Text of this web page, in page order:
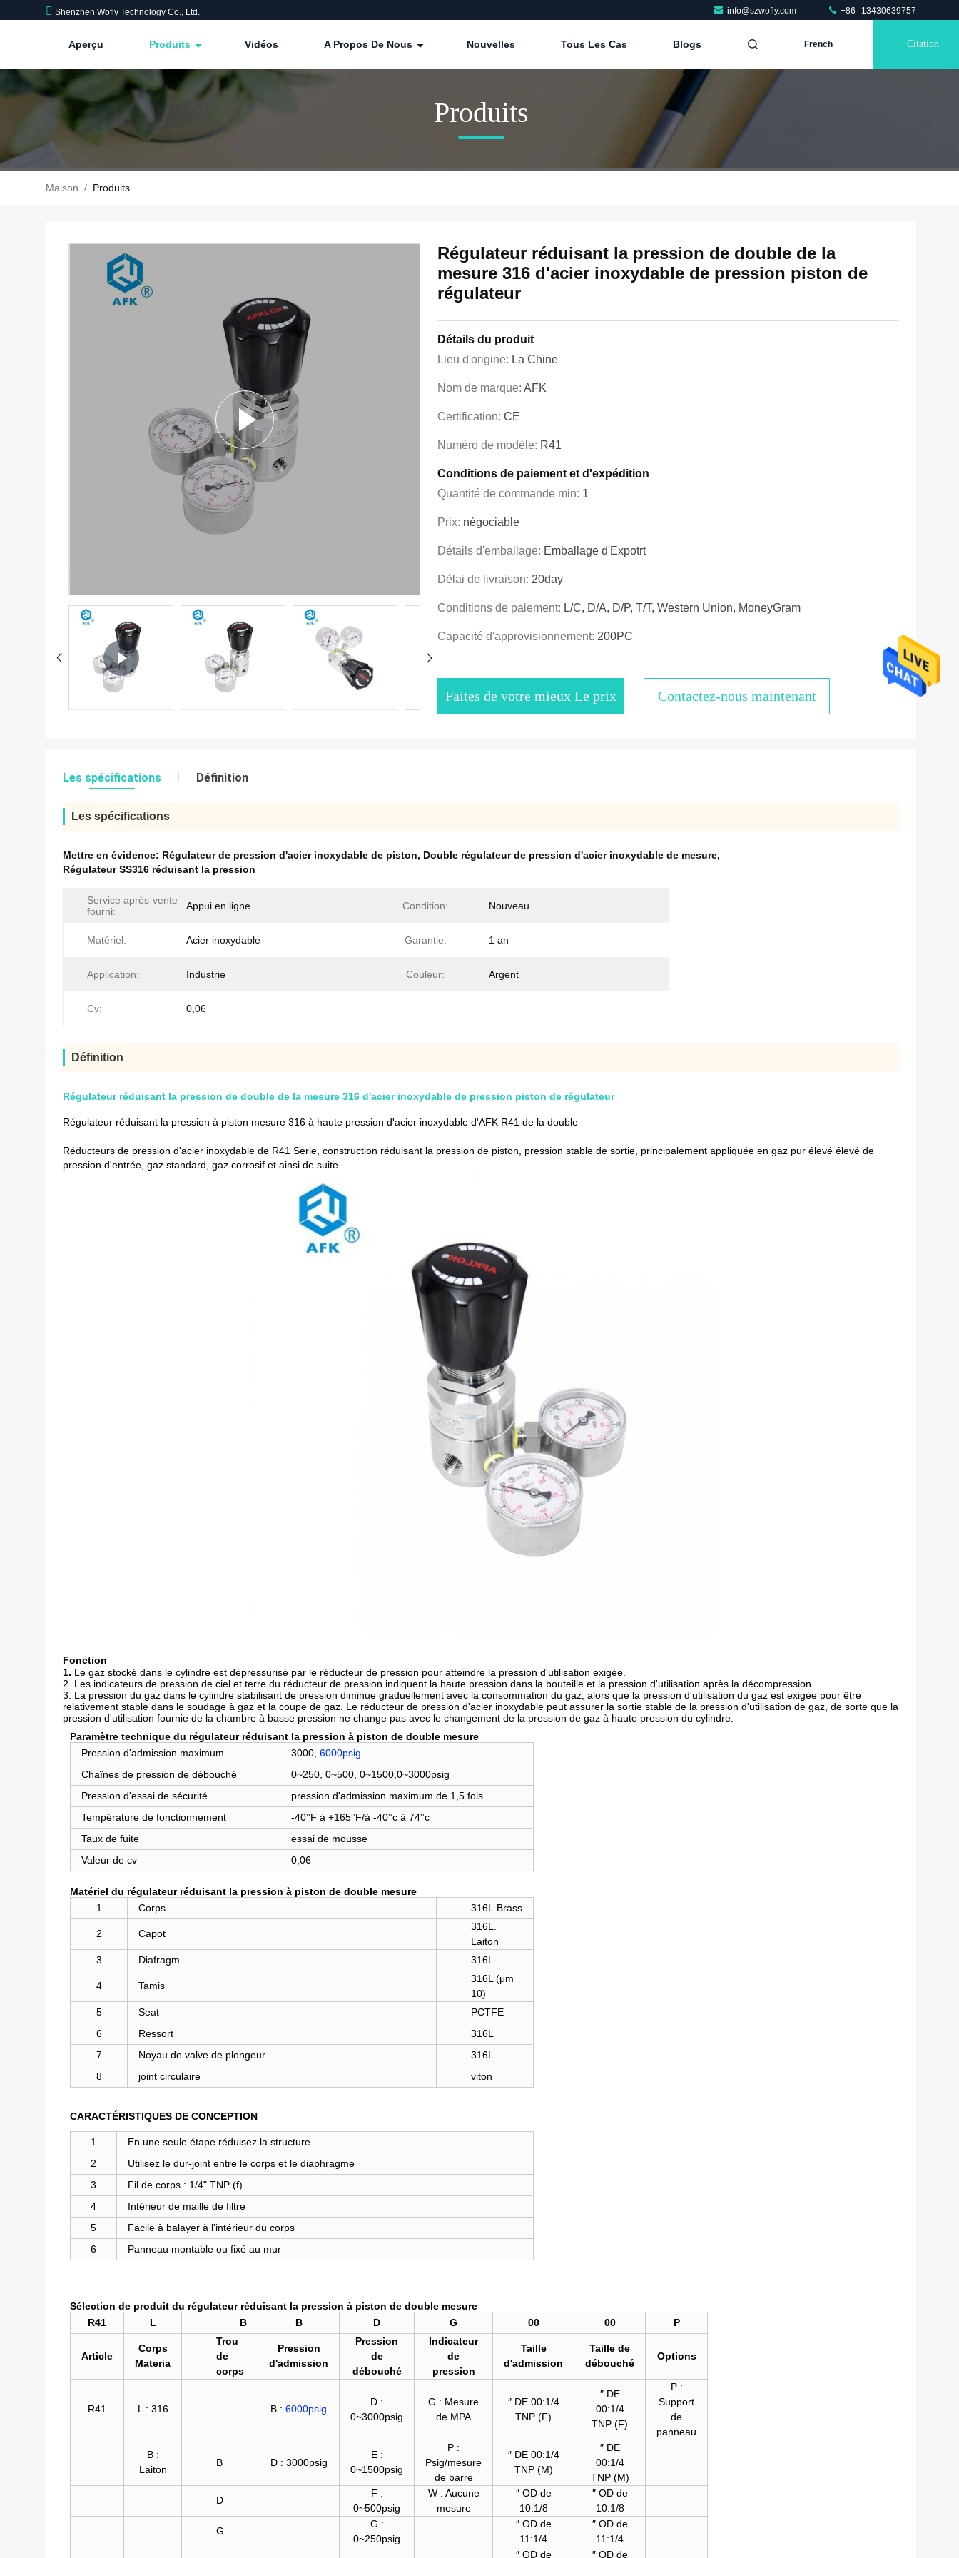
Shenzhen Wofly Technology Co., Ltd. info@szwofly.com +86--13430639757
Aperçu Produits Vidéos A Propos De Nous Nouvelles Tous Les Cas Blogs French Citation
Produits
Maison / Produits
Régulateur réduisant la pression de double de la
mesure 316 d'acier inoxydable de pression piston de
régulateur
Détails du produit
Lieu d'origine: La Chine
Nom de marque: AFK
Certification: CE
Numéro de modèle: R41
Conditions de paiement et d'expédition
Quantité de commande min: 1
Prix: négociable
Détails d'emballage: Emballage d'Expotrt
Délai de livraison: 20day
Conditions de paiement: L/C, D/A, D/P, T/T, Western Union, MoneyGram
Capacité d'approvisionnement: 200PC
Faites de votre mieux Le prix Contactez-nous maintenant
Les spécifications Définition
Les spécifications
Mettre en évidence: Régulateur de pression d'acier inoxydable de piston, Double régulateur de pression d'acier inoxydable de mesure,
Régulateur SS316 réduisant la pression
Service après-vente
fourni:
Appui en ligne Condition: Nouveau
Matériel: Acier inoxydable Garantie: 1 an
Application: Industrie Couleur: Argent
Cv: 0,06
Définition
Régulateur réduisant la pression de double de la mesure 316 d'acier inoxydable de pression piston de régulateur
Régulateur réduisant la pression à piston mesure 316 à haute pression d'acier inoxydable d'AFK R41 de la double
Réducteurs de pression d'acier inoxydable de R41 Serie, construction réduisant la pression de piston, pression stable de sortie, principalement appliquée en gaz pur élevé élevé de
pression d'entrée, gaz standard, gaz corrosif et ainsi de suite.
Fonction
1. Le gaz stocké dans le cylindre est dépressurisé par le réducteur de pression pour atteindre la pression d'utilisation exigée.
2. Les indicateurs de pression de ciel et terre du réducteur de pression indiquent la haute pression dans la bouteille et la pression d'utilisation après la décompression.
3. La pression du gaz dans le cylindre stabilisant de pression diminue graduellement avec la consommation du gaz, alors que la pression d'utilisation du gaz est exigée pour être
relativement stable dans le soudage à gaz et la coupe de gaz. Le réducteur de pression d'acier inoxydable peut assurer la sortie stable de la pression d'utilisation de gaz, de sorte que la
pression d'utilisation fournie de la chambre à basse pression ne change pas avec le changement de la pression de gaz à haute pression du cylindre.
Paramètre technique du régulateur réduisant la pression à piston de double mesure
Pression d'admission maximum
3000, 6000psig
Chaînes de pression de débouché
0~250, 0~500, 0~1500,0~3000psig
Pression d'essai de sécurité
pression d'admission maximum de 1,5 fois
Température de fonctionnement
-40°F à +165°F/à -40°c à 74°c
Taux de fuite
essai de mousse
Valeur de cv
0,06
Matériel du régulateur réduisant la pression à piston de double mesure
1
Corps 316L.Brass
2 Capot
316L.
Laiton
3
Diafragm 316L
4 Tamis
316L (μm
10)
5
Seat
PCTFE
6
Ressort
316L
7
Noyau de valve de plongeur
316L
8
joint circulaire viton
CARACTÉRISTIQUES DE CONCEPTION
1
En une seule étape réduisez la structure
2
Utilisez le dur-joint entre le corps et le diaphragme
3
Fil de corps : 1/4" TNP (f)
4
Intérieur de maille de filtre
5
Facile à balayer à l'intérieur du corps
6
Panneau montable ou fixé au mur
Sélection de produit du régulateur réduisant la pression à piston de double mesure
R41
L B B D G 00 00 P
Article
Corps
Materia
Trou
de
corps
Pression
d'admission
Pression
de
débouché
Indicateur
de
pression
Taille
d'admission
Taille de
débouché
Options
R41 L : 316 B : 6000psig
D :
0~3000psig
G : Mesure
de MPA
″ DE 00:1/4
TNP (F)
″ DE
00:1/4
TNP (F)
P :
Support
de
panneau
B :
Laiton
B D : 3000psig
E :
0~1500psig
P :
Psig/mesure
de barre
″ DE 00:1/4
TNP (M)
″ DE
00:1/4
TNP (M)
D
F :
0~500psig
W : Aucune
mesure
″ OD de
10:1/8
″ OD de
10:1/8
G
G :
0~250psig
″ OD de
11:1/4
″ OD de
11:1/4
″ OD de ″ OD de